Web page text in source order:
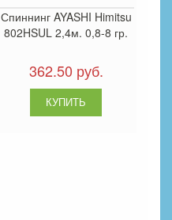
Спиннинг AYASHI Himitsu
802HSUL 2,4м. 0,8-8 гр.
362.50 руб.